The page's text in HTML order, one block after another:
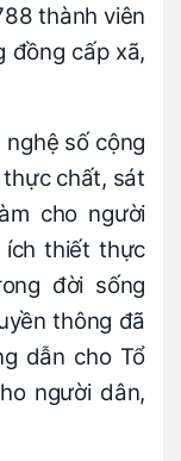
thành viên
đồng cấp xã,
số cộng
chất, sát
cho người
ích thiết thực
đời sống
thông đã
dẫn cho Tổ
người dân,